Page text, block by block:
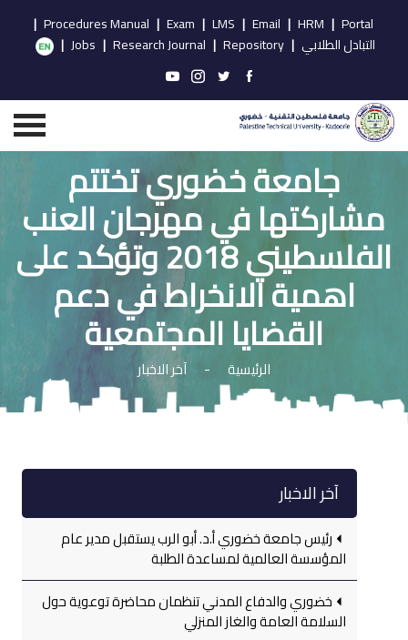
Portal
|
HRM
|
Email
|
LMS
|
Exam
|
Procedures Manual
|
التبادل الطلابي |
Repository
|
Research Journal
|
Jobs
|
جامعة خضوري تختتم
مشاركتها في مهرجان العنب
الفلسطيني 2018 وتؤكد على
اهمية الانخراط في دعم
القضايا المجتمعية
الرئيسية - آخر الاخبار
آخر الاخبار
رئيس جامعة خضوري أ.د. أبو الرب يستقبل مدير عام
المؤسسة العالمية لمساعدة الطلبة
خضوري والدفاع المدني تنظمان محاضرة توعوية حول
السلامة العامة والغاز المنزلي